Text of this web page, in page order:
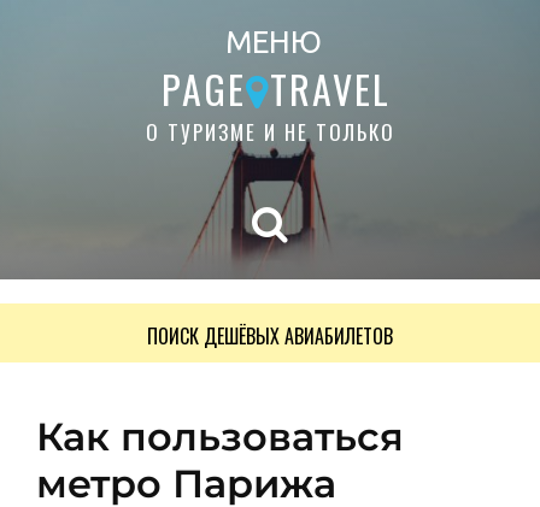
МЕНЮ
PAGE TRAVEL
О ТУРИЗМЕ И НЕ ТОЛЬКО
ПОИСК ДЕШЁВЫХ АВИАБИЛЕТОВ
Как пользоваться
метро Парижа